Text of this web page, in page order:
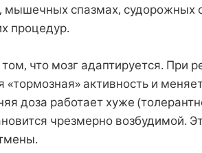
мышечных спазмах, судорожных
процедур.
что мозг адаптируется. При
«тормозная» активность и
доза работает хуже
чрезмерно возбудимой.